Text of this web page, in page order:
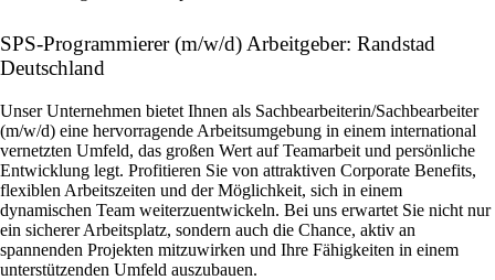
SPS-Programmierer (m/w/d) Arbeitgeber: Randstad
Deutschland
Unser Unternehmen bietet Ihnen als Sachbearbeiterin/Sachbearbeiter
(m/w/d) eine hervorragende Arbeitsumgebung in einem international
vernetzten Umfeld, das großen Wert auf Teamarbeit und persönliche
Entwicklung legt. Profitieren Sie von attraktiven Corporate Benefits,
flexiblen Arbeitszeiten und der Möglichkeit, sich in einem
dynamischen Team weiterzuentwickeln. Bei uns erwartet Sie nicht nur
ein sicherer Arbeitsplatz, sondern auch die Chance, aktiv an
spannenden Projekten mitzuwirken und Ihre Fähigkeiten in einem
unterstützenden Umfeld auszubauen.